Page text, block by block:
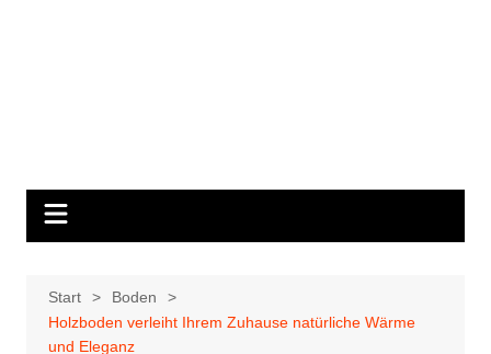
Start
Boden
Holzboden verleiht Ihrem Zuhause natürliche Wärme
und Eleganz